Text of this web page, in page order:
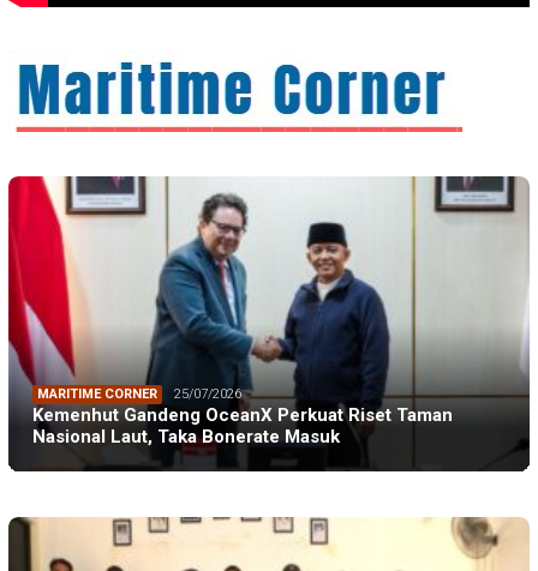
MARITIME CORNER 25/07/2026
Kemenhut Gandeng OceanX Perkuat Riset Taman
Nasional Laut, Taka Bonerate Masuk